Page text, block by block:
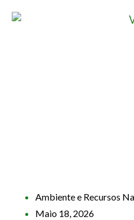
Ambiente e Recursos
Maio 18, 2026